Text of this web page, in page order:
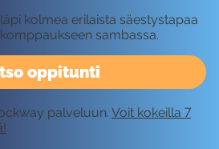
oppitunti
kolmea erilaista säestystapaa
sambassa.
palveluun. Voit kokeilla 7